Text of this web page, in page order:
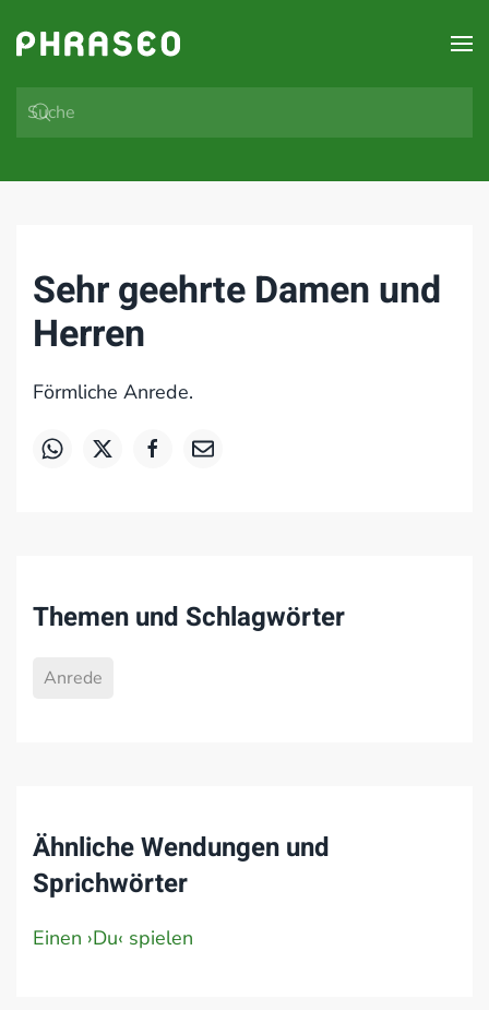
Zum Hauptinhalt springen
Sehr geehrte Damen und
Herren
Förmliche Anrede.
Themen und Schlagwörter
Anrede
Ähnliche Wendungen und
Sprichwörter
Einen ›Du‹ spielen